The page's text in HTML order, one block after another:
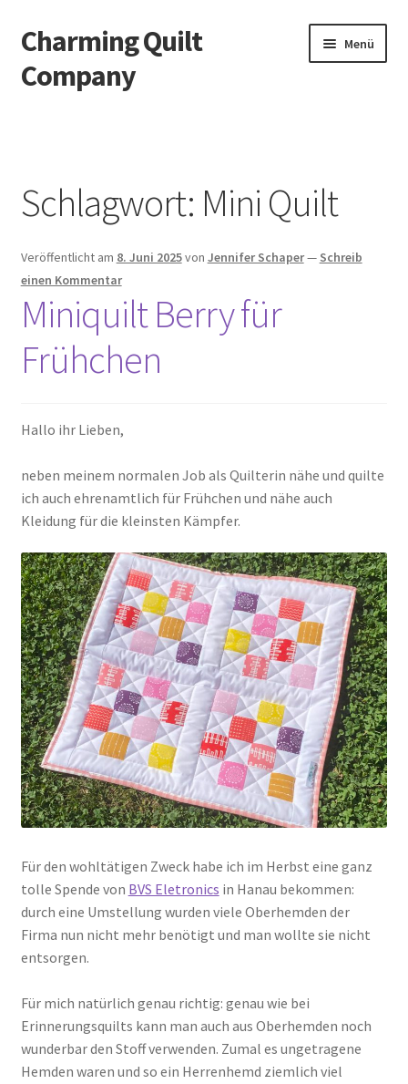
Zur
Navigation
springen
Zum
Inhalt
springen
Charming Quilt
Company
Menü
Blog
Datenschutzbelehrung
Datenschutzerklärung
Impressum
Mein Konto
Shop
Versandarten
Warenkorb
Widerrufsbelehrung
Zahlungsarten
Schlagwort: Mini Quilt
Veröffentlicht am 8. Juni 2025von Jennifer Schaper— Schreib
einen Kommentar
Miniquilt Berry für
Frühchen
Hallo ihr Lieben,
neben meinem normalen Job als Quilterin nähe und quilte
ich auch ehrenamtlich für Frühchen und nähe auch
Kleidung für die kleinsten Kämpfer.
Für den wohltätigen Zweck habe ich im Herbst eine ganz
tolle Spende von BVS Eletronics in Hanau bekommen:
durch eine Umstellung wurden viele Oberhemden der
Firma nun nicht mehr benötigt und man wollte sie nicht
entsorgen.
Für mich natürlich genau richtig: genau wie bei
Erinnerungsquilts kann man auch aus Oberhemden noch
wunderbar den Stoff verwenden. Zumal es ungetragene
Hemden waren und so ein Herrenhemd ziemlich viel